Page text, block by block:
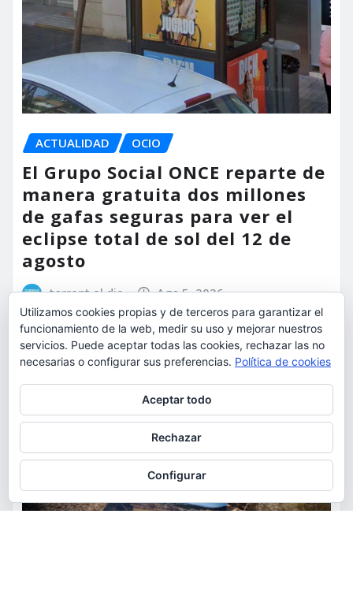
ACTUALIDAD OCIO
El Grupo Social ONCE reparte de
manera gratuita dos millones
de gafas seguras para ver el
eclipse total de sol del 12 de
agosto
torrent al dia Ago 5, 2026
Utilizamos cookies propias y de terceros para garantizar el
funcionamiento de la web, medir su uso y mejorar nuestros
servicios. Puede aceptar todas las cookies, rechazar las no
necesarias o configurar sus preferencias. Política de cookies
Aceptar todo
Rechazar
Configurar
Para obtener más información, incluido cómo gestionar las cookies,